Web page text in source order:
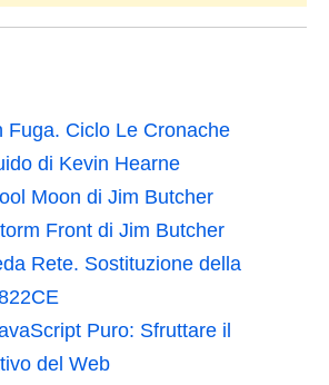
Fuga. Ciclo Le Cronache
di Kevin Hearne
Moon di Jim Butcher
Front di Jim Butcher
Rete. Sostituzione della
Puro: Sfruttare il
del Web